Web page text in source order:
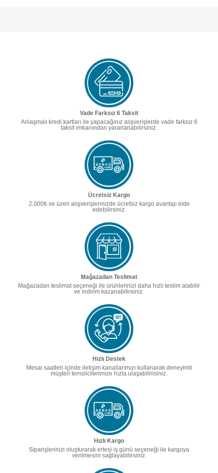
Vade Farksız 6 Taksit
Anlaşmalı kredi kartları ile yapacağınız alışverişlerde vade farksız 6
taksit imkanından yararlanabilirsiniz.
Ücretsiz Kargo
2.000₺ ve üzeri alışverişlerinizde ücretsiz kargo avantajı elde
edebilirsiniz.
Mağazadan Teslimat
Mağazadan teslimat seçeneği ile ürünlerinizi daha hızlı teslim alabilir
ve indirim kazanabilirsiniz.
Hızlı Destek
Mesai saatleri içinde iletişim kanallarımızı kullanarak deneyimli
müşteri temsilcilerimize hızla ulaşabilirisiniz.
Hızlı Kargo
Siparişlerinizi oluşturarak ertesi iş günü seçeneği ile kargoya
verilmesini sağlayabilirsiniz.